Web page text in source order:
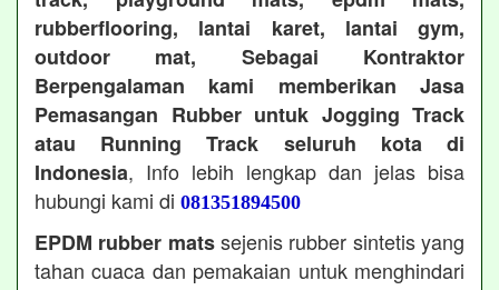
rubberflooring, lantai karet, lantai gym,
outdoor mat, Sebagai Kontraktor
Berpengalaman kami memberikan Jasa
Pemasangan Rubber untuk Jogging Track
atau Running Track seluruh kota di
Indonesia, Info lebih lengkap dan jelas bisa
hubungi kami di 081351894500
EPDM rubber matssejenis rubber sintetis yang
tahan cuaca dan pemakaian untuk menghindari